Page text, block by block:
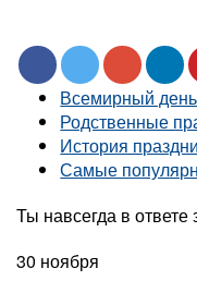
Всемирный
Родственные
История
Самые
Ты навсегда в
30 ноября